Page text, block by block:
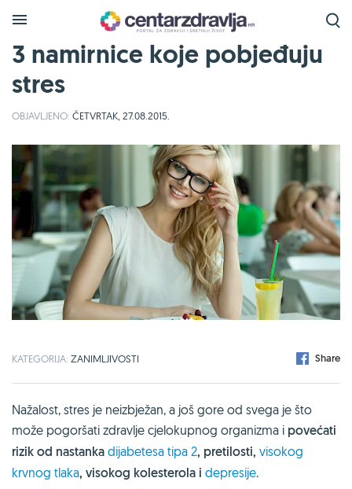
3 namirnice koje pobjeđuju
stres
OBJAVLJENO: ČETVRTAK, 27.08.2015.
KATEGORIJA: ZANIMLJIVOSTI Share
Nažalost, stres je neizbježan, a još gore od svega je što
može pogoršati zdravlje cjelokupnog organizma i povećati
rizik od nastanka dijabetesa tipa 2, pretilosti, visokog
krvnog tlaka, visokog kolesterola i depresije.